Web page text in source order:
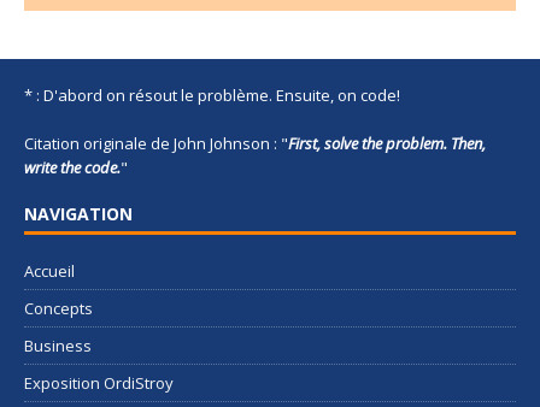
* : D'abord on résout le problème. Ensuite, on code!
Citation originale de John Johnson : "First, solve the problem. Then,
write the code."
NAVIGATION
Accueil
Concepts
Business
Exposition OrdiStroy